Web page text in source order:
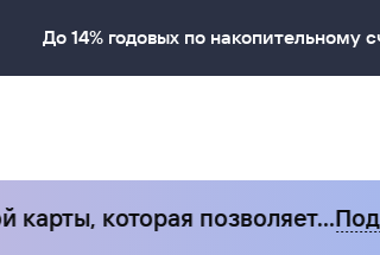
До 14% годовых по накопительному
которая позволяет…